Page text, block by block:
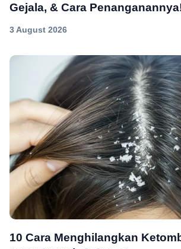
Gejala, & Cara
3 August 2026
10 Cara Menghilangkan